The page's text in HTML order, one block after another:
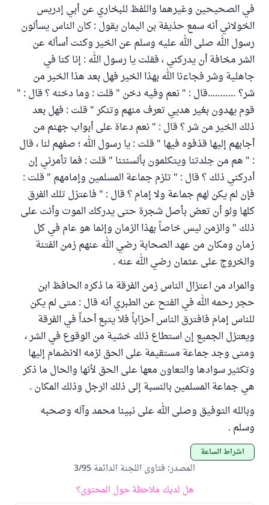
في الصحيحين وغيرهما واللفظ للبخاري عن أبي إدريس
الخولاني أنه سمع حذيفة بن اليمان يقول : كان الناس يسألون
رسول الله صلى الله عليه وسلم عن الخير وكنت أسأله عن
الشر مخافة أن يدركني ، فقلت يا رسول الله : إنا كنا في
جاهلية وشر فجاءنا الله بهذا الخير فهل بعد هذا الخير من
شر؟ ………..قال : " نعم وفيه دخن " قلت : وما دخنه ؟ قال : "
قوم يهدون بغير هديي تعرف منهم وتنكر " قلت : فهل بعد
ذلك الخير من شر ؟ قال : " نعم دعاة على أبواب جهنم من
أجابهم إليها قذفوه فيها " قلت : يا رسول الله ؛ صفهم لنا ، قال
: " هم من جلدتنا ويتكلمون بألسنتنا " قلت : فما تأمرني إن
أدركني ذلك ؟ قال : " تلزم جماعة المسلمين وإمامهم " قلت :
فإن لم يكن لهم جماعة ولا إمام ؟ قال : " فاعتزل تلك الفرق
كلها ولو أن تعض بأصل شجرة حتى يدركك الموت وأنت على
ذلك " والزمن ليس خاصاً بهذا الزمان وإنما هو عام في كل
زمان ومكان من عهد الصحابة رضي الله عنهم زمن الفتنة
والخروج على عثمان رضي الله عنه .
والمراد من اعتزال الناس زمن الفرقة ما ذكره الحافظ ابن
حجر رحمه الله في الفتح عن الطبري أنه قال : متى لم يكن
للناس إمام فافترق الناس أحزاباً فلا يتبع أحداً في الفرقة
ويعتزل الجميع إن استطاع ذلك خشية من الوقوع في الشر ،
ومتى وجد جماعة مستقيمة على الحق لزمه الانضمام إليها
وتكثير سوادها والتعاون معها على الحق لأنها والحال ما ذكر
هي جماعة المسلمين بالنسبة إلى ذلك الرجل وذلك المكان .
وبالله التوفيق وصلى الله على نبينا محمد وآله وصحبه
وسلم .
أشراط الساعة
المصدر: فتاوى اللجنة الدائمة 3/95
هل لديك ملاحظة حول المحتوى؟